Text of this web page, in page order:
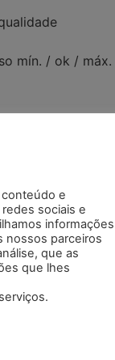
mín. / ok / máx.
V, OC
e
sociais e
informações
nossos parceiros
que as
que lhes